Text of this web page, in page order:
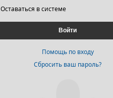
Оставаться в системе
Войти
Помощь по входу
Сбросить ваш пароль?